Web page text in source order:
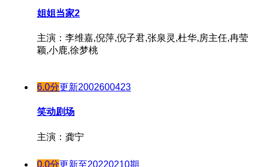
20231109
20231111
20231114
20231115
20231117
20231118
180302期
180303期
180304期
180307期
180308期
180311期
180220期
180223期
180224期
180225期
姐姐当家2
主演：李维嘉,倪萍,倪子君,张泉灵,杜华,房主任,冉莹
颖,小鹿,徐梦桃
6.0分更新2002600423
笑动剧场
主演：龚宁
0.0分更新至20220210期